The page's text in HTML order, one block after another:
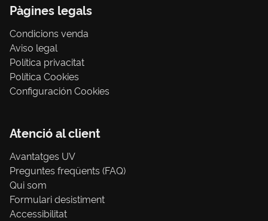
Pàgines legals
Condicions venda
Aviso legal
Política privacitat
Política Cookies
Configuración Cookies
Atenció al client
Avantatges UV
Preguntes freqüents (FAQ)
Qui som
Formulari desistiment
Accessibilitat